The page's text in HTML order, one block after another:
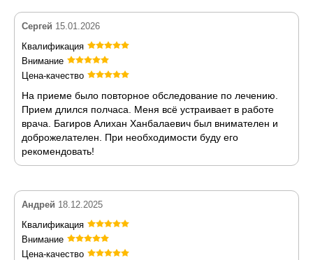
Сергей 15.01.2026
Квалификация
Внимание
Цена-качество
На приеме было повторное обследование по лечению.
Прием длился полчаса. Меня всё устраивает в работе
врача. Багиров Алихан Ханбалаевич был внимателен и
доброжелателен. При необходимости буду его
рекомендовать!
Андрей 18.12.2025
Квалификация
Внимание
Цена-качество